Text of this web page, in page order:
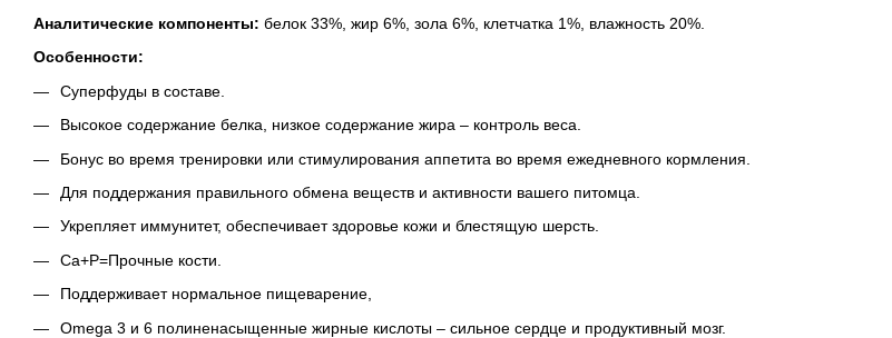
Аналитические компоненты: белок 33%, жир 6%, зола 6%, клетчатка 1%, влажность 20%.
Особенности:
Суперфуды в составе.
Высокое содержание белка, низкое содержание жира – контроль веса.
Бонус во время тренировки или стимулирования аппетита во время ежедневного кормления.
Для поддержания правильного обмена веществ и активности вашего питомца.
Укрепляет иммунитет, обеспечивает здоровье кожи и блестящую шерсть.
Са+Р=Прочные кости.
Поддерживает нормальное пищеварение,
Omega 3 и 6 полиненасыщенные жирные кислоты – сильное сердце и продуктивный мозг.